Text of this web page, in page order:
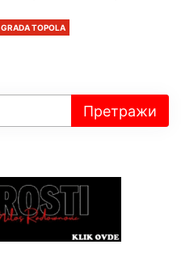
TOPOLA